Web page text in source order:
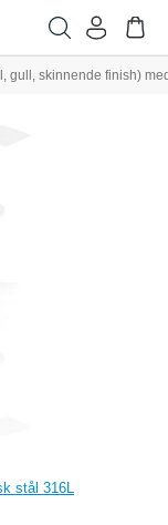
gull, skinnende finish)
stål 316L